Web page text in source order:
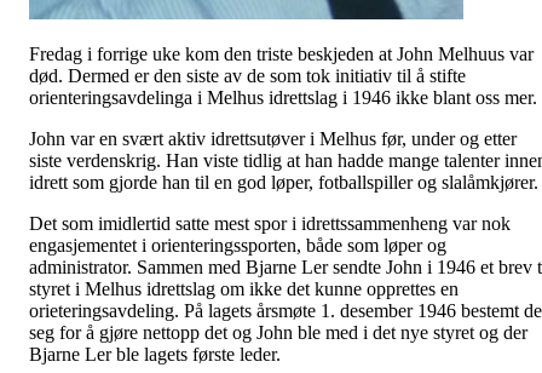
Fredag i forrige uke kom den triste beskjeden at John Melhuus var
død. Dermed er den siste av de som tok initiativ til å stifte
orienteringsavdelinga i Melhus idrettslag i 1946 ikke blant oss mer.
John var en svært aktiv idrettsutøver i Melhus før, under og etter
siste verdenskrig. Han viste tidlig at han hadde mange talenter
idrett som gjorde han til en god løper, fotballspiller og slalåmkjører.
Det som imidlertid satte mest spor i idrettssammenheng var nok
engasjementet i orienteringssporten, både som løper og
administrator. Sammen med Bjarne Ler sendte John i 1946 et brev
styret i Melhus idrettslag om ikke det kunne opprettes en
orieteringsavdeling. På lagets årsmøte 1. desember 1946 bestemt de
seg for å gjøre nettopp det og John ble med i det nye styret og der
Bjarne Ler ble lagets første leder.